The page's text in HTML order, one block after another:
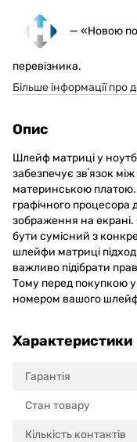
— «Новою
перевізника.
Більше інформації про
Опис
Шлейф матриці у
забезпечує звʼязок
материнською
графічного процесора
зображення на
бути сумісний з
шлейфи матриці
важливо підібрати
Тому перед покупкою
номером вашого
Характеристики
Гарантія
Стан товару
Кількість контактів